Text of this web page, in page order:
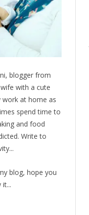
blogger from
with a cute
work at home as
spend time to
and food
Write to
blog, hope you
it...